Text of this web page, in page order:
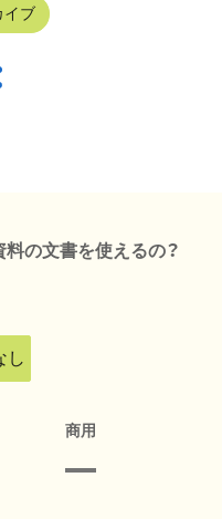
イブ
の文書を使えるの？
し
商用